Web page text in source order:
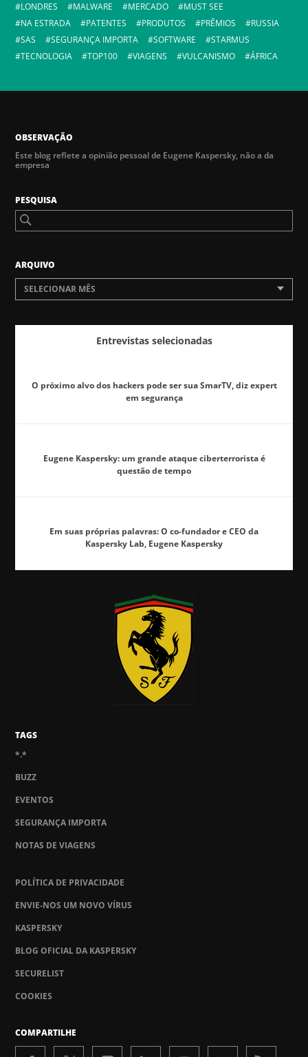
LONDRES
MALWARE MERCADO
MUST SEE
NA ESTRADA
PATENTES PRODUTOS PRÊMIOS
RUSSIA
SAS
SEGURANÇA IMPORTA SOFTWARE
STARMUS
TECNOLOGIA
TOP100 VIAGENS VULCANISMO ÁFRICA
OBSERVAÇÃO
Este blog reflete a opinião pessoal de Eugene Kaspersky, não a da
empresa
PESQUISA
ARQUIVO
SELECIONAR MÊS
Entrevistas selecionadas
O próximo alvo dos hackers pode ser sua SmarTV, diz expert
em segurança
Eugene Kaspersky: um grande ataque ciberterrorista é
questão de tempo
Em suas próprias palavras: O co-fundador e CEO da
Kaspersky Lab, Eugene Kaspersky
TAGS
*.*
BUZZ
EVENTOS
SEGURANÇA IMPORTA
NOTAS DE VIAGENS
POLÍTICA DE PRIVACIDADE
ENVIE-NOS UM NOVO VÍRUS
KASPERSKY
BLOG OFICIAL DA KASPERSKY
SECURELIST
COOKIES
COMPARTILHE